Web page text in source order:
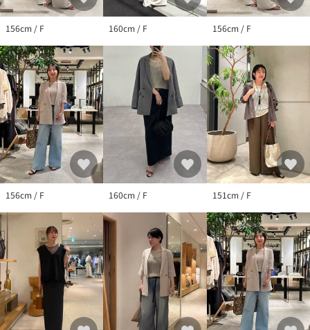
156cm / F 160cm / F 156cm / F
156cm / F 160cm / F 151cm / F